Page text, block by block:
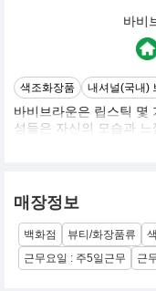
바비
색조화장품 내셔널(국내)
바비브라운은 립스틱 몇
성들은 자신의 모습과
좀 더 예쁘고 더욱 자신
는 그녀의 철학으로 메
백화점에서 브라운 베이
인을 처음 선보임으로써
이 립스틱 라인을 이용
성들은 실제로 활용할
었습니다.
매장정보
백화점 뷰티/화장품류
근무요일 : 주5일근무
근